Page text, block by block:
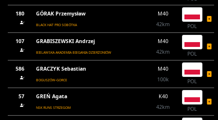
180 GÓRAK Przemysław
BLACK HAT PRO SOBÓTKA
M40
42km
POL
107 GRABISZEWSKI Andrzej
BIELAWSKA AKADEMIA BIEGANIA DZIERŻONIÓW
M40
42km
POL
586 GRACZYK Sebastian
BOGUSZÓW-GORCE
M40
100k
POL
57 GREŃ Agata
NSK RUNS STRZEGOM
K40
42km
POL